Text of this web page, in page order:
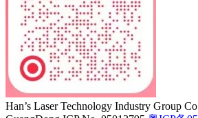
Han’s Laser Technology Industry Group